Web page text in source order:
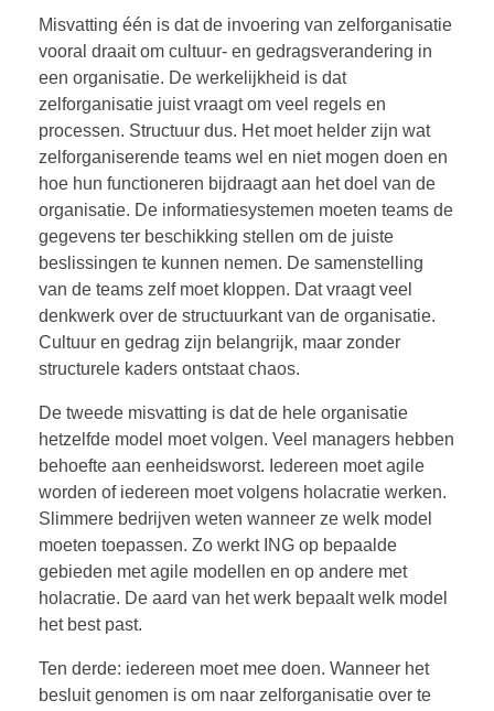
CONTACT
Misvatting één is dat de invoering van zelforganisatie
vooral draait om cultuur- en gedragsverandering in
een organisatie. De werkelijkheid is dat
zelforganisatie juist vraagt om veel regels en
processen. Structuur dus. Het moet helder zijn wat
zelforganiserende teams wel en niet mogen doen en
hoe hun functioneren bijdraagt aan het doel van de
organisatie. De informatiesystemen moeten teams de
gegevens ter beschikking stellen om de juiste
beslissingen te kunnen nemen. De samenstelling
van de teams zelf moet kloppen. Dat vraagt veel
denkwerk over de structuurkant van de organisatie.
Cultuur en gedrag zijn belangrijk, maar zonder
structurele kaders ontstaat chaos.
De tweede misvatting is dat de hele organisatie
hetzelfde model moet volgen. Veel managers hebben
behoefte aan eenheidsworst. Iedereen moet agile
worden of iedereen moet volgens holacratie werken.
Slimmere bedrijven weten wanneer ze welk model
moeten toepassen. Zo werkt ING op bepaalde
gebieden met agile modellen en op andere met
holacratie. De aard van het werk bepaalt welk model
het best past.
Ten derde: iedereen moet mee doen. Wanneer het
besluit genomen is om naar zelforganisatie over te